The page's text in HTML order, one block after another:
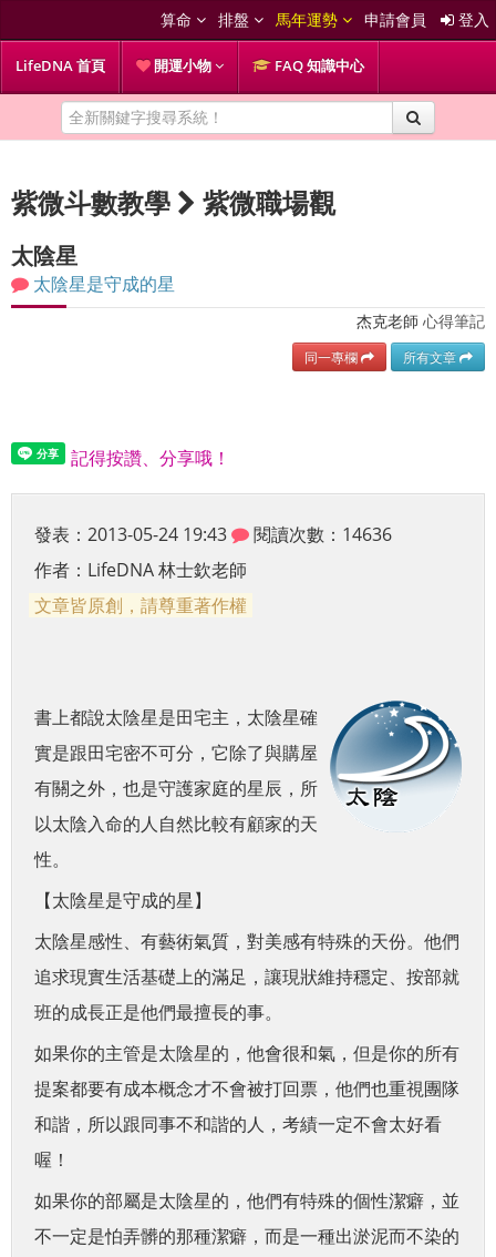
算命 排盤 馬年運勢 申請會員 登入
LifeDNA 首頁 開運小物 FAQ 知識中心
紫微斗數教學 紫微職場觀
太陰星
太陰星是守成的星
杰克老師 心得筆記
同一專欄 所有文章
記得按讚、分享哦！
發表：2013-05-24 19:43
閱讀次數：14636
作者： LifeDNA 林士欽老師
文章皆原創，請尊重著作權
書上都說太陰星是田宅主，太陰星確
實是跟田宅密不可分，它除了與購屋
有關之外，也是守護家庭的星辰，所
以太陰入命的人自然比較有顧家的天
性。
【太陰星是守成的星】
太陰星感性、有藝術氣質，對美感有特殊的天份。他們
追求現實生活基礎上的滿足，讓現狀維持穩定、按部就
班的成長正是他們最擅長的事。
如果你的主管是太陰星的，他會很和氣，但是你的所有
提案都要有成本概念才不會被打回票，他們也重視團隊
和諧，所以跟同事不和諧的人，考績一定不會太好看
喔！
如果你的部屬是太陰星的，他們有特殊的個性潔癖，並
不一定是怕弄髒的那種潔癖，而是一種出淤泥而不染的